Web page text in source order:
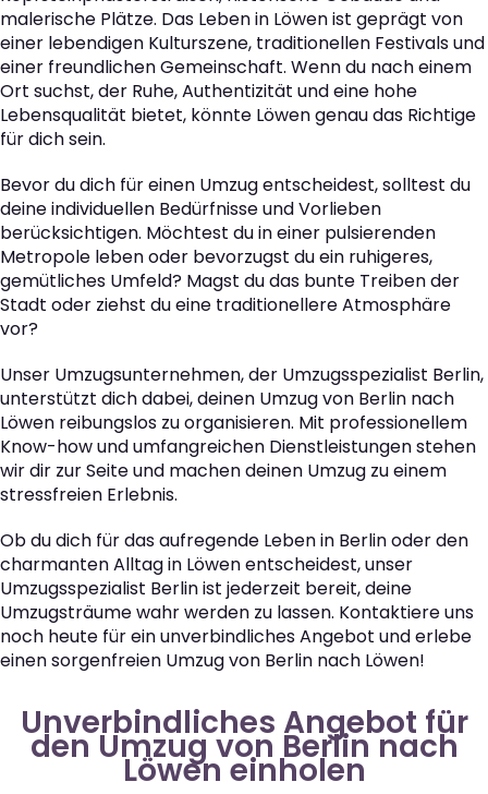
malerische Plätze. Das Leben in Löwen ist geprägt von
einer lebendigen Kulturszene, traditionellen Festivals und
einer freundlichen Gemeinschaft. Wenn du nach einem
Ort suchst, der Ruhe, Authentizität und eine hohe
Lebensqualität bietet, könnte Löwen genau das Richtige
für dich sein.
Bevor du dich für einen Umzug entscheidest, solltest du
deine individuellen Bedürfnisse und Vorlieben
berücksichtigen. Möchtest du in einer pulsierenden
Metropole leben oder bevorzugst du ein ruhigeres,
gemütliches Umfeld? Magst du das bunte Treiben der
Stadt oder ziehst du eine traditionellere Atmosphäre
vor?
Unser Umzugsunternehmen, der Umzugsspezialist Berlin,
unterstützt dich dabei, deinen Umzug von Berlin nach
Löwen reibungslos zu organisieren. Mit professionellem
Know-how und umfangreichen Dienstleistungen stehen
wir dir zur Seite und machen deinen Umzug zu einem
stressfreien Erlebnis.
Ob du dich für das aufregende Leben in Berlin oder den
charmanten Alltag in Löwen entscheidest, unser
Umzugsspezialist Berlin ist jederzeit bereit, deine
Umzugsträume wahr werden zu lassen. Kontaktiere uns
noch heute für ein unverbindliches Angebot und erlebe
einen sorgenfreien Umzug von Berlin nach Löwen!
Unverbindliches Angebot für
den Umzug von Berlin nach
Löwen einholen